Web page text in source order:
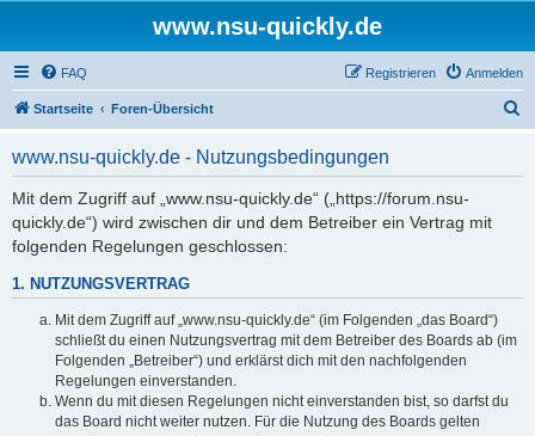
www.nsu-quickly.de
FAQ Anmelden
Registrieren
Startseite Foren-Übersicht
www.nsu-quickly.de - Nutzungsbedingungen
Mit dem Zugriff auf „www.nsu-quickly.de“ („https://forum.nsu-
quickly.de“) wird zwischen dir und dem Betreiber ein Vertrag mit
folgenden Regelungen geschlossen:
1. NUTZUNGSVERTRAG
Mit dem Zugriff auf „www.nsu-quickly.de“ (im Folgenden „das Board“)
schließt du einen Nutzungsvertrag mit dem Betreiber des Boards ab (im
Folgenden „Betreiber“) und erklärst dich mit den nachfolgenden
Regelungen einverstanden.
Wenn du mit diesen Regelungen nicht einverstanden bist, so darfst du
das Board nicht weiter nutzen. Für die Nutzung des Boards gelten